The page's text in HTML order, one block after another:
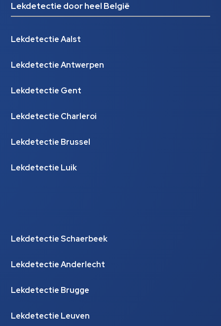
Lekdetectie door heel België
Lekdetectie Aalst
Lekdetectie Antwerpen
Lekdetectie Gent
Lekdetectie Charleroi
Lekdetectie Brussel
Lekdetectie Luik
Lekdetectie Schaerbeek
Lekdetectie Anderlecht
Lekdetectie Brugge
Lekdetectie Leuven